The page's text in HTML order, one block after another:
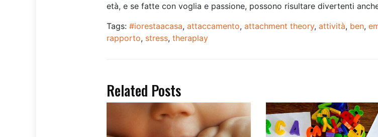
età, e se fatte con voglia e passione, possono risultare divertenti
Tags: #iorestaacasa, attaccamento, attachment theory, attività, ben,
rapporto, stress, theraplay
Related Posts